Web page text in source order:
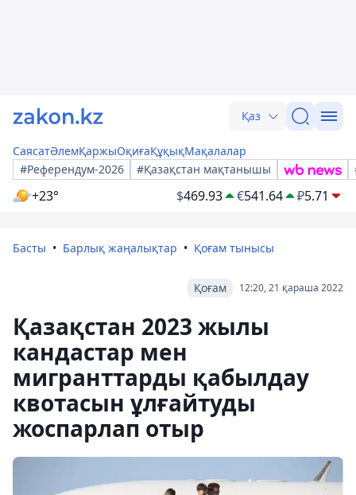
Қаз
СаясатӘлемҚаржыОқиғаҚұқықМақалалар
#Референдум-2026
#Қазақстан мақтанышы
+23° $469.93 €541.64 ₽5.71
Басты Барлық жаңалықтар Қоғам тынысы
12:20, 21 қараша 2022
Қоғам
Қазақстан 2023 жылы
кандастар мен
мигранттарды қабылдау
квотасын ұлғайтуды
жоспарлап отыр